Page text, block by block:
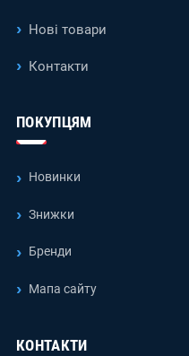
Нові товари
Контакти
ПОКУПЦЯМ
Новинки
Знижки
Бренди
Мапа сайту
КОНТАКТИ